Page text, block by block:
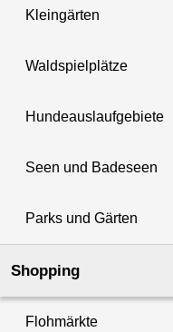
Kleingärten
Waldspielplätze
Hundeauslaufgebiete
Seen und Badeseen
Parks und Gärten
Shopping
Flohmärkte